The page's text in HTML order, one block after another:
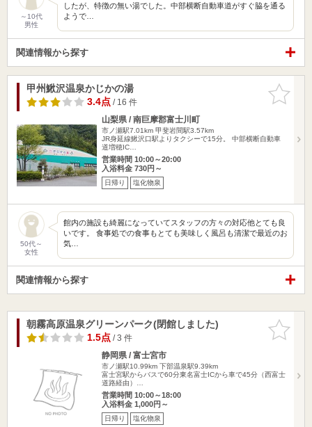
～10代
男性
したが、特徴の無い湯でした。中部横断自動車道がすぐ脇を通る
ようで…
関連情報から探す
お気に入
りに追加
甲州鰍沢温泉かじかの湯
3.4点/ 16 件
山梨県 / 南巨摩郡富士川町
市ノ瀬駅7.01km 甲斐岩間駅3.57km
JR身延線鰍沢口駅よりタクシーで15分。 中部横断自動車
道増穂IC…
営業時間 10:00～20:00
入浴料金 730円～
日帰り 塩化物泉
50代～
女性
館内の施設も綺麗になっていてスタッフの方々の対応他とても良
いです。 食事処での食事もとても美味しく風呂も清潔で最近のお
気…
関連情報から探す
お気に入
りに追加
朝霧高原温泉グリーンパーク(閉館しました)
1.5点/ 3 件
静岡県 / 富士宮市
市ノ瀬駅10.99km 下部温泉駅9.39km
富士宮駅からバスで60分東名富士ICから車で45分（西富士
道路経由）…
営業時間 10:00～18:00
入浴料金 1,000円～
日帰り 塩化物泉